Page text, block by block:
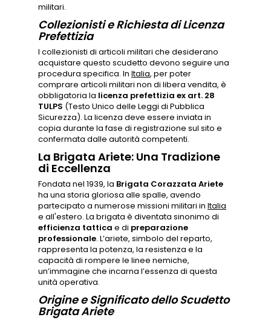
militari.
Collezionisti e Richiesta di Licenza
Prefettizia
I collezionisti di articoli militari che desiderano
acquistare questo scudetto devono seguire una
procedura specifica. In Italia, per poter
comprare articoli militari non di libera vendita, è
obbligatoria la licenza prefettizia ex art. 28
TULPS (Testo Unico delle Leggi di Pubblica
Sicurezza). La licenza deve essere inviata in
copia durante la fase di registrazione sul sito e
confermata dalle autorità competenti.
La Brigata Ariete: Una Tradizione
di Eccellenza
Fondata nel 1939, la Brigata Corazzata Ariete
ha una storia gloriosa alle spalle, avendo
partecipato a numerose missioni militari in Italia
e all'estero. La brigata è diventata sinonimo di
efficienza tattica e di preparazione
professionale. L’ariete, simbolo del reparto,
rappresenta la potenza, la resistenza e la
capacità di rompere le linee nemiche,
un’immagine che incarna l’essenza di questa
unità operativa.
Origine e Significato dello Scudetto
Brigata Ariete